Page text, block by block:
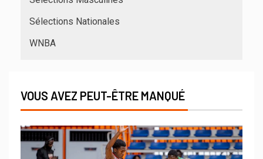
Sélections Nationales
WNBA
VOUS AVEZ PEUT-ÊTRE MANQUÉ